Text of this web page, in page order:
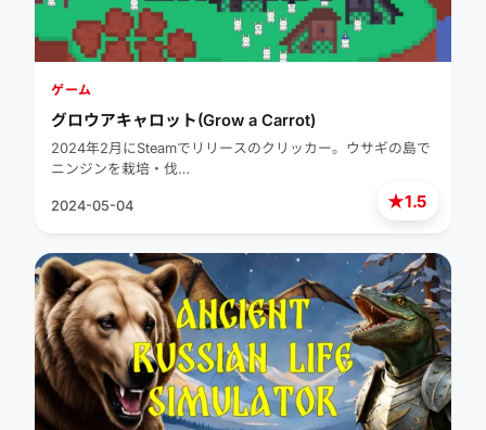
★1.5
ゲーム
グロウアキャロット(Grow a Carrot)
2024年2月にSteamでリリースのクリッカー。ウサギの島で
ニンジンを栽培・伐…
2024-05-04